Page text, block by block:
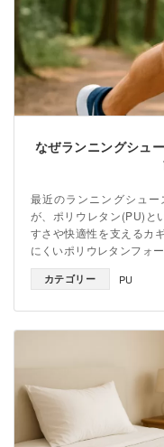
なぜランニングシュ
最近のランニングシュ
が、ポリウレタン(PU)と
すさや快適性を支えるカ
にくいポリウレタンフォ
カテゴリー PU